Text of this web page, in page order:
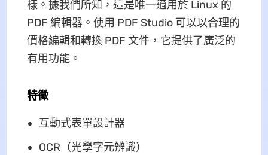
樣。據我們所知，這是唯一適用於 Linux 的
PDF 編輯器。使用 PDF Studio 可以以合理的
價格編輯和轉換 PDF 文件，它提供了廣泛的
有用功能。
特徵
互動式表單設計器
OCR（光學字元辨識）